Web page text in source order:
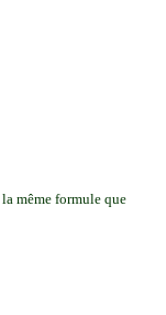
même formule que